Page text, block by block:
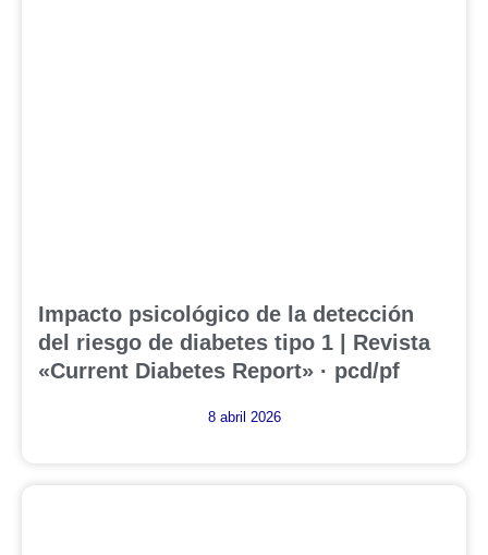
Impacto psicológico de la detección
del riesgo de diabetes tipo 1 | Revista
«Current Diabetes Report» · pcd/pf
8 abril 2026